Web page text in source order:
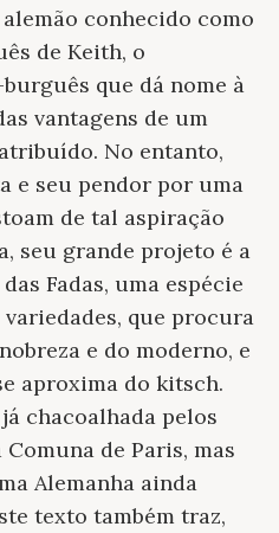
conhecido como
de Keith, o
que dá nome à
vantagens de um
No entanto,
e seu pendor por uma
de tal aspiração
seu grande projeto é a
Fadas, uma espécie
que procura
e do moderno, e
aproxima do kitsch.
chacoalhada pelos
de Paris, mas
Alemanha ainda
texto também traz,